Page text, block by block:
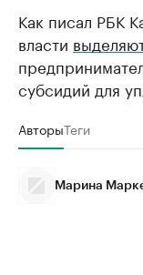
Как писал РБК
власти
субсидий для
АвторыТеги
Марина